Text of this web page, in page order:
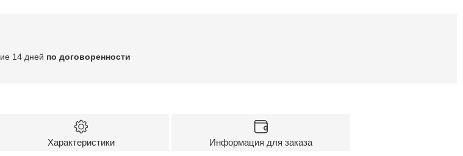
14 дней по договоренности
Характеристики Информация для заказа